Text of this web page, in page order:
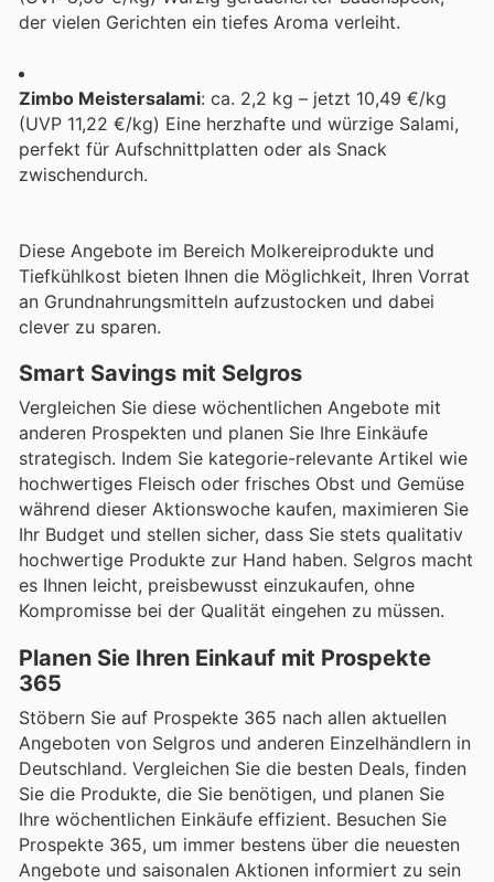
der vielen Gerichten ein tiefes Aroma verleiht.
Zimbo Meistersalami: ca. 2,2 kg – jetzt 10,49 €/kg
(UVP 11,22 €/kg) Eine herzhafte und würzige Salami,
perfekt für Aufschnittplatten oder als Snack
zwischendurch.
Diese Angebote im Bereich Molkereiprodukte und
Tiefkühlkost bieten Ihnen die Möglichkeit, Ihren Vorrat
an Grundnahrungsmitteln aufzustocken und dabei
clever zu sparen.
Smart Savings mit Selgros
Vergleichen Sie diese wöchentlichen Angebote mit
anderen Prospekten und planen Sie Ihre Einkäufe
strategisch. Indem Sie kategorie-relevante Artikel wie
hochwertiges Fleisch oder frisches Obst und Gemüse
während dieser Aktionswoche kaufen, maximieren Sie
Ihr Budget und stellen sicher, dass Sie stets qualitativ
hochwertige Produkte zur Hand haben. Selgros macht
es Ihnen leicht, preisbewusst einzukaufen, ohne
Kompromisse bei der Qualität eingehen zu müssen.
Planen Sie Ihren Einkauf mit Prospekte
365
Stöbern Sie auf Prospekte 365 nach allen aktuellen
Angeboten von Selgros und anderen Einzelhändlern in
Deutschland. Vergleichen Sie die besten Deals, finden
Sie die Produkte, die Sie benötigen, und planen Sie
Ihre wöchentlichen Einkäufe effizient. Besuchen Sie
Prospekte 365, um immer bestens über die neuesten
Angebote und saisonalen Aktionen informiert zu sein